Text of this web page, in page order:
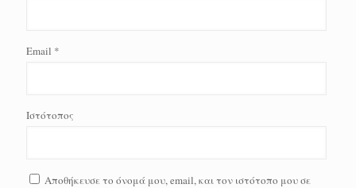
Email *
Ιστότοπος
Αποθήκευσε το όνομά μου, email, και τον ιστότοπο μου σε